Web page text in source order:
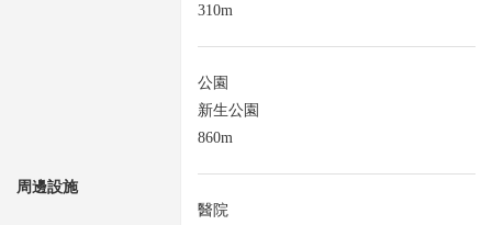
周邊設施
310m
公園
新生公園
860m
醫院